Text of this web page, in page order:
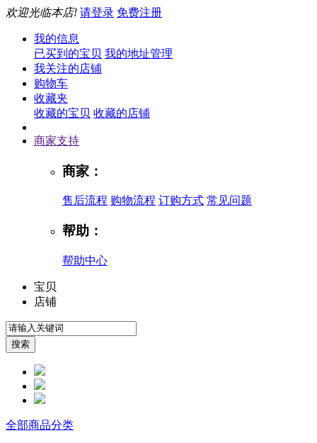
欢迎光临本店! 请登录 免费注册
我的信息
已买到的宝贝 我的地址管理
我关注的店铺
购物车
收藏夹
收藏的宝贝 收藏的店铺
商家支持
商家：
售后流程 购物流程 订购方式 常见问题
帮助：
帮助中心
宝贝
店铺
全部商品分类